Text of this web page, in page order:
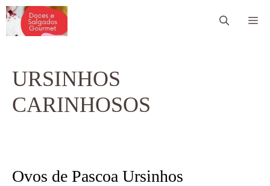
Pular
para
URSINHOS
CARINHOSOS
Ovos de Pascoa Ursinhos